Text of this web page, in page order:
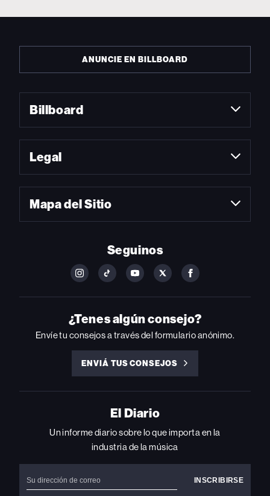
ANUNCIE EN BILLBOARD
Billboard
Legal
Mapa del Sitio
Seguinos
FOLLOW
ON
INSTAGRAM
FOLLOW
ON
YOUTUBE
FOLLOW
ON
YOUTUBE
FOLLOW
ON
FOLLOW
ON
FACEBOOK
¿Tenes algún consejo?
Envíe tu consejos a través del formulario anónimo.
ENVIÁ TUS CONSEJOS
ENVIÁ
TUS
CONSEJOS
El Diario
Un informe diario sobre lo que importa en la
industria de la música